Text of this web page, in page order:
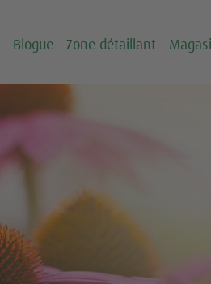
Blogue Zone détaillant